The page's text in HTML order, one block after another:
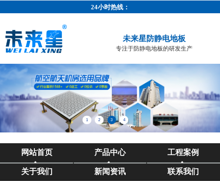
24小时热线：
未来星防静电地板
专注于防静电地板的研发生产
1 2 3 4
网站首页 产品中心 工程案例
关于我们 新闻资讯 联系我们